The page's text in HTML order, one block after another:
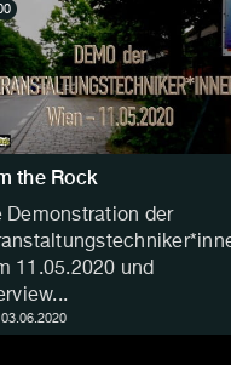
the Rock
Demonstration der
11.05.2020 und